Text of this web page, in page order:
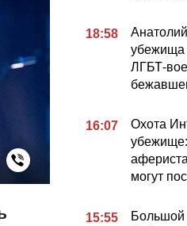
18:58
убежища
ЛГБТ-
16:07
Охота
убежище:
могут
15:55
Большой